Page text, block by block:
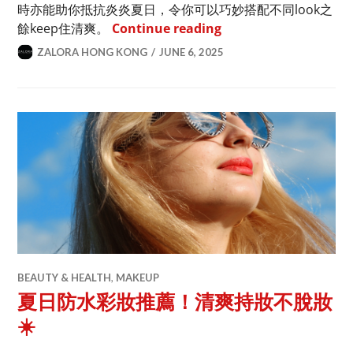
時亦能助你抵抗炎炎夏日，令你可以巧妙搭配不同look之
餘keep住清爽。 Continue reading5件夏天衣櫃必備單品
ZALORA HONG KONG JUNE 6, 2025
BEAUTY & HEALTH, MAKEUP
夏日防水彩妝推薦！清爽持妝不脫妝
☀️